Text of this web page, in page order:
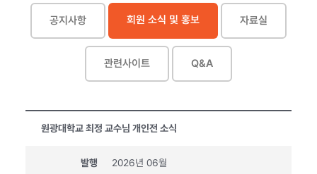
공지사항 회원 소식 및 홍보 자료실
관련사이트 Q&A
원광대학교 최정 교수님 개인전 소식
발행 2026년 06월